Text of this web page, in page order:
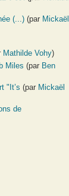
(...) (par Mickaël
Mathilde Vohy)
Miles (par Ben
"It’s (par Mickaël
de